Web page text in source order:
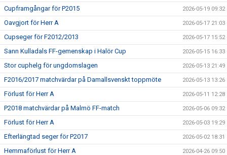
Cupframgångar för P2015 2026-05-19 09:32
Oavgjort för Herr A 2026-05-17 21:03
Cupseger för F2012/2013 2026-05-17 15:52
Sann Kulladals FF-gemenskap i Halör Cup 2026-05-15 16:33
Stor cuphelg för ungdomslagen 2026-05-13 21:49
F2016/2017 matchvärdar på Damallsvenskt toppmöte 2026-05-13 13:26
Förlust för Herr A 2026-05-11 12:28
P2018 matchvärdar på Malmö FF-match 2026-05-06 09:32
Förlust för Herr A 2026-05-03 19:29
Efterlängtad seger för P2017 2026-05-02 18:31
Hemmaförlust för Herr A 2026-04-26 09:50